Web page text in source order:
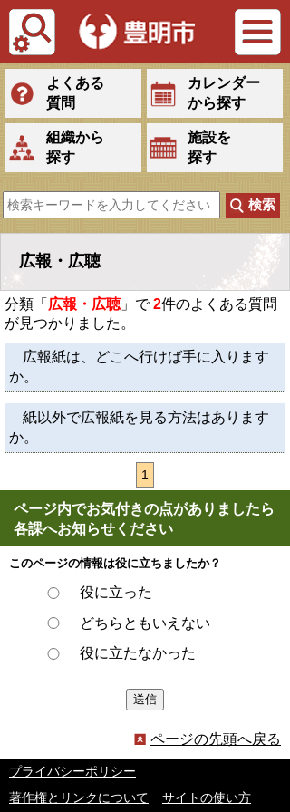
Tiếng Việt
よくある
質問
カレンダー
から探す
組織から
探す
施設を
探す
広報・広聴
分類「 広報・広聴」で2件のよくある質問
が見つかりました。
広報紙は、どこへ行けば手に入ります
か。
紙以外で広報紙を見る方法はあります
か。
1
ページ内でお気付きの点がありましたら
各課へお知らせください
このページの情報は役に立ちましたか？
役に立った
どちらともいえない
役に立たなかった
ページの先頭へ戻る
プライバシーポリシー
著作権とリンクについて
サイトの使い方